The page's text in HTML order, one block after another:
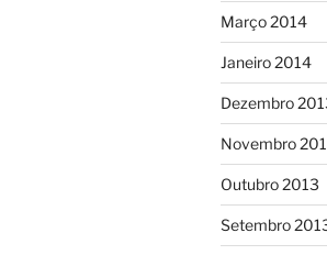
Março 2014
Janeiro 2014
Dezembro
Novembro
Outubro 2013
Setembro